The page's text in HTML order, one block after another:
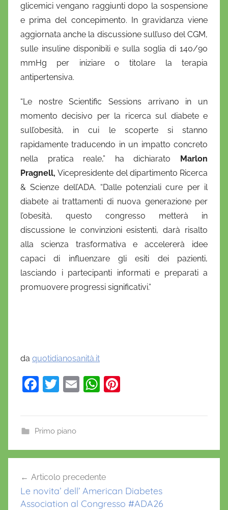
glicemici vengano raggiunti dopo la sospensione
e prima del concepimento. In gravidanza viene
aggiornata anche la discussione sull’uso del CGM,
sulle insuline disponibili e sulla soglia di 140/90
mmHg per iniziare o titolare la terapia
antipertensiva.
“Le nostre Scientific Sessions arrivano in un
momento decisivo per la ricerca sul diabete e
sull’obesità, in cui le scoperte si stanno
rapidamente traducendo in un impatto concreto
nella pratica reale,” ha dichiarato Marlon
Pragnell,Vicepresidente del dipartimento Ricerca
& Scienze dell’ADA. “Dalle potenziali cure per il
diabete ai trattamenti di nuova generazione per
l’obesità, questo congresso metterà in
discussione le convinzioni esistenti, darà risalto
alla scienza trasformativa e accelererà idee
capaci di influenzare gli esiti dei pazienti,
lasciando i partecipanti informati e preparati a
promuovere progressi significativi.”
da quotidianosanità.it
F
e
b
o
k
T
er
E
W
A
p
st
Primo piano
articoli
Articolo precedente
Le novita’ dell’ American Diabetes
Association al Congresso #ADA26